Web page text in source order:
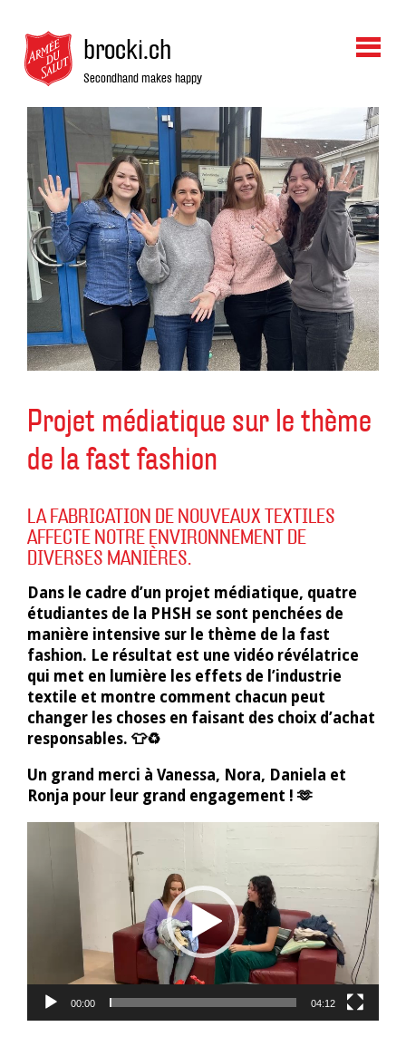
brocki.ch
Secondhand makes happy
Projet médiatique sur le thème
de la fast fashion
24
octobre
2024
LA FABRICATION DE NOUVEAUX TEXTILES
AFFECTE NOTRE ENVIRONNEMENT DE
DIVERSES MANIÈRES.
Dans le cadre d’un projet médiatique, quatre
étudiantes de la PHSH se sont penchées de
manière intensive sur le thème de la fast
fashion. Le résultat est une vidéo révélatrice
qui met en lumière les effets de l’industrie
textile et montre comment chacun peut
changer les choses en faisant des choix d’achat
responsables. 👕♻️
Un grand merci à Vanessa, Nora, Daniela et
Ronja pour leur grand engagement ! 🫶
Lecteur
00:00 04:12